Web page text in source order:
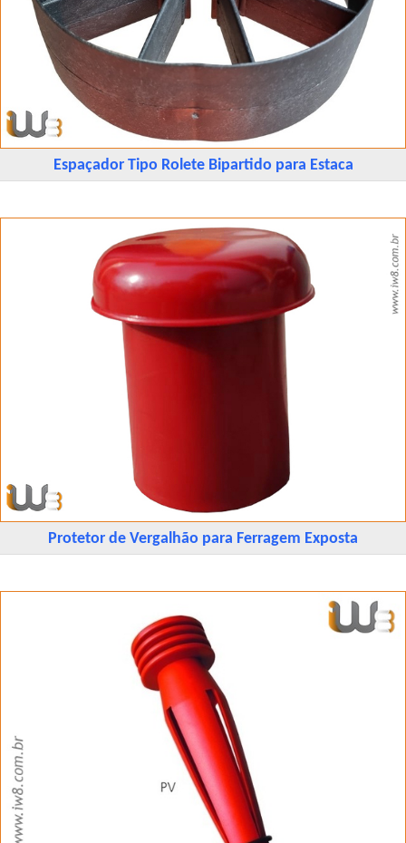
Espaçador Tipo Rolete Bipartido para Estaca
Protetor de Vergalhão para Ferragem Exposta